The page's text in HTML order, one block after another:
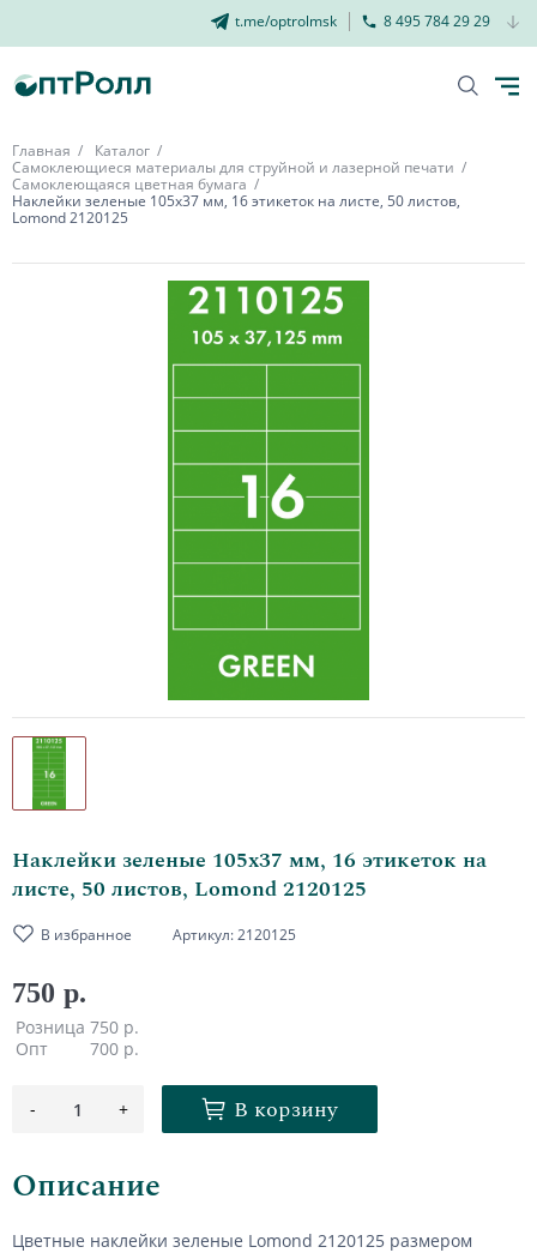
t.me/optrolmsk 8 495 784 29 29
Главная
Каталог
Самоклеющиеся материалы для струйной и лазерной печати
Самоклеющаяся цветная бумага
Наклейки зеленые 105х37 мм, 16 этикеток на листе, 50 листов,
Lomond 2120125
Наклейки зеленые 105х37 мм, 16 этикеток на
листе, 50 листов, Lomond 2120125
В избранное Артикул:2120125
750 р.
Розница 750 р.
Опт
700 р.
- 1 + В корзину
Описание
Цветные наклейки зеленые Lomond 2120125 размером